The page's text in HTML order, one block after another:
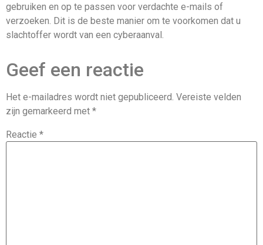
gebruiken en op te passen voor verdachte e-mails of
verzoeken. Dit is de beste manier om te voorkomen dat u
slachtoffer wordt van een cyberaanval.
Geef een reactie
Het e-mailadres wordt niet gepubliceerd. Vereiste velden
zijn gemarkeerd met *
Reactie *